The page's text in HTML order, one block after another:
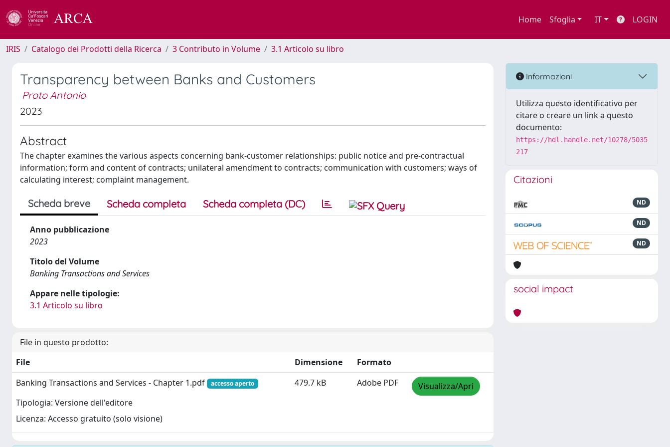
Home Sfoglia IT LOGIN
IRIS Catalogo dei Prodotti della Ricerca 3 Contributo in Volume 3.1 Articolo su libro
Transparency between Banks and Customers
Proto Antonio
2023
Abstract
The chapter examines the various aspects concerning bank-customer relationships: public notice and pre-contractual
information; form and content of contracts; unilateral amendment to contracts; communication with customers; ways of
calculating interest; complaint management.
Scheda breve Scheda completa Scheda completa (DC)
Anno pubblicazione
2023
Titolo del Volume
Banking Transactions and Services
Appare nelle tipologie:
3.1 Articolo su libro
File in questo prodotto:
File
Dimensione
Formato
Banking Transactions and Services - Chapter 1.pdf
accesso aperto
Tipologia: Versione dell'editore
Licenza: Accesso gratuito (solo visione)
479.7 kB Adobe PDF Visualizza/Apri
Informazioni
Utilizza questo identificativo per
citare o creare un link a questo
documento:
https://hdl.handle.net/10278/5035
217
Citazioni
ND
ND
ND
social impact